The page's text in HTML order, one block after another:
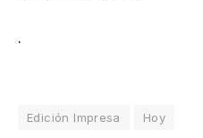
.
Edición Impresa Hoy